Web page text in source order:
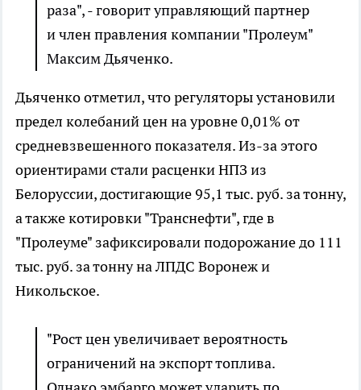
раза", - говорит управляющий партнер
и член правления компании "Пролеум"
Максим Дьяченко.
Дьяченко отметил, что регуляторы установили
предел колебаний цен на уровне 0,01% от
средневзвешенного показателя. Из-за этого
ориентирами стали расценки НПЗ из
Белоруссии, достигающие 95,1 тыс. руб. за тонну,
а также котировки "Транснефти", где в
"Пролеуме" зафиксировали подорожание до 111
тыс. руб. за тонну на ЛПДС Воронеж и
Никольское.
"Рост цен увеличивает вероятность
ограничений на экспорт топлива.